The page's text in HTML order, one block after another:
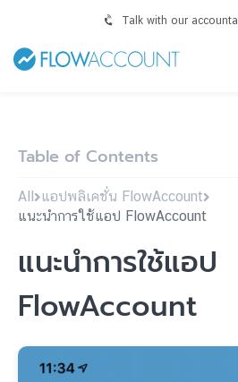
Talk with our
Table of Contents
All แอปพลิเคชั่น FlowAccount
แนะนำการใช้แอป FlowAccount
แนะนำการใช้แอป
FlowAccount